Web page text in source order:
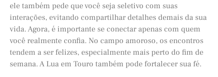
ele também pede que você seja seletivo com suas
interações, evitando compartilhar detalhes demais da sua
vida. Agora, é importante se conectar apenas com quem
você realmente confia. No campo amoroso, os encontros
tendem a ser felizes, especialmente mais perto do fim de
semana. A Lua em Touro também pode fortalecer sua fé.